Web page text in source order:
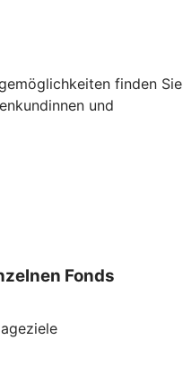
finden Sie
und
Fonds